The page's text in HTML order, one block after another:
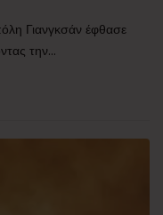
Γιανγκσάν έφθασε
την...